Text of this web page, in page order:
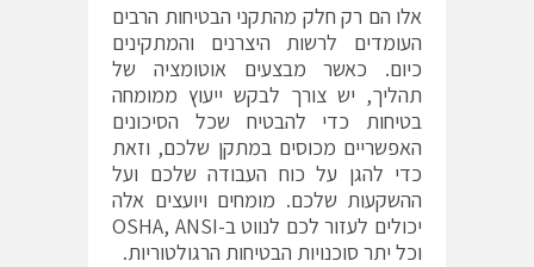
אלו הם רק חלק מהתקני הבטיחות הרבים
העומדים לרשות היצרנים והמתקינים
כיום. כאשר מבצעים אוטומציה של
תהליך, יש צורך לבקש ייעוץ ממומחה
בטיחות כדי להבטיח שכל הסיכונים
האפשריים מכוסים במתקן שלכם, וזאת
כדי להגן על כוח העבודה שלכם ועל
ההשקעות שלכם. מומחים ויועצים אלה
יכולים לעזור לכם לנווט ב-OSHA, ANSI
וכל יתר סוכנויות הבטיחות הרגולטוריות.